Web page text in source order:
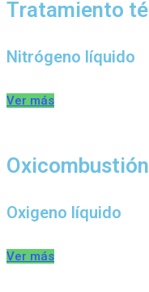
Tratamiento
Nitrógeno líquido
Ver más
Oxigeno líquido
Ver más